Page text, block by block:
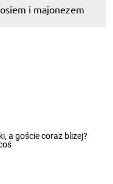
i majonezem
a goście coraz bliżej?